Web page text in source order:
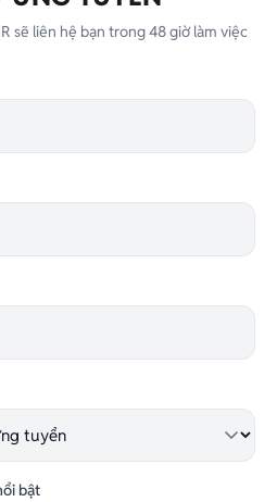
sẽ liên hệ bạn trong 48 giờ làm việc
bật